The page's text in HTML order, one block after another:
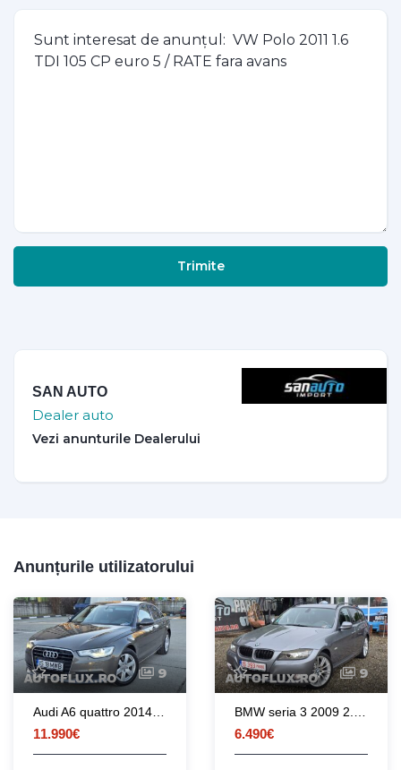
Trimite
SAN AUTO
Dealer auto
Anunțurile utilizatorului
9
11.990€
9
6.490€